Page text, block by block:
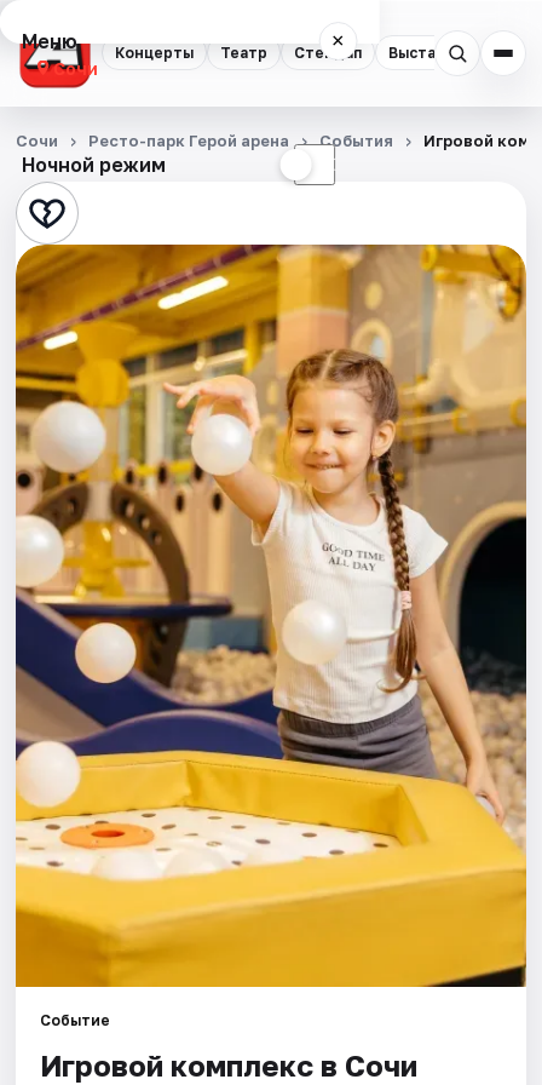
Концерты Театр Стендап Выставки
Меню ×
Сочи
Концерты
Театр
Стендап
Выставки
Квесты
Экскурсии
Спорт
События
Города
Площадки
Артисты
Рейтинги
Ночной режим ☾
Сочи Ресто-парк Герой арена События Игровой
Событие
Игровой комплекс в Сочи